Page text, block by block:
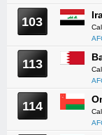
103
113
114